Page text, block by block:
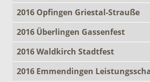
2016 Opfingen Griestal-Strauße
2016 Überlingen Gassenfest
2016 Waldkirch Stadtfest
2016 Emmendingen